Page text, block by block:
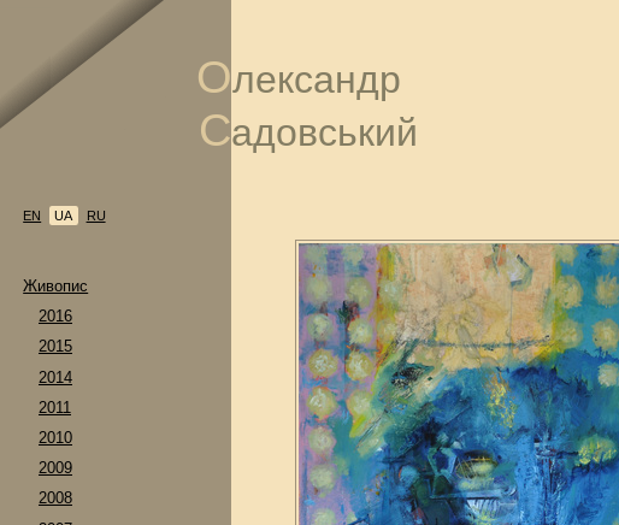
EN UA RU
Живопис
2016
2015
2014
2011
2010
2009
2008
Олександр
Садовський